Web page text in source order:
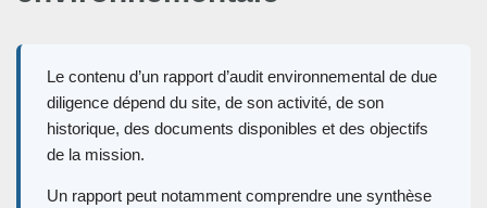
Le contenu d’un rapport d’audit environnemental de due
diligence dépend du site, de son activité, de son
historique, des documents disponibles et des objectifs
de la mission.
Un rapport peut notamment comprendre une synthèse